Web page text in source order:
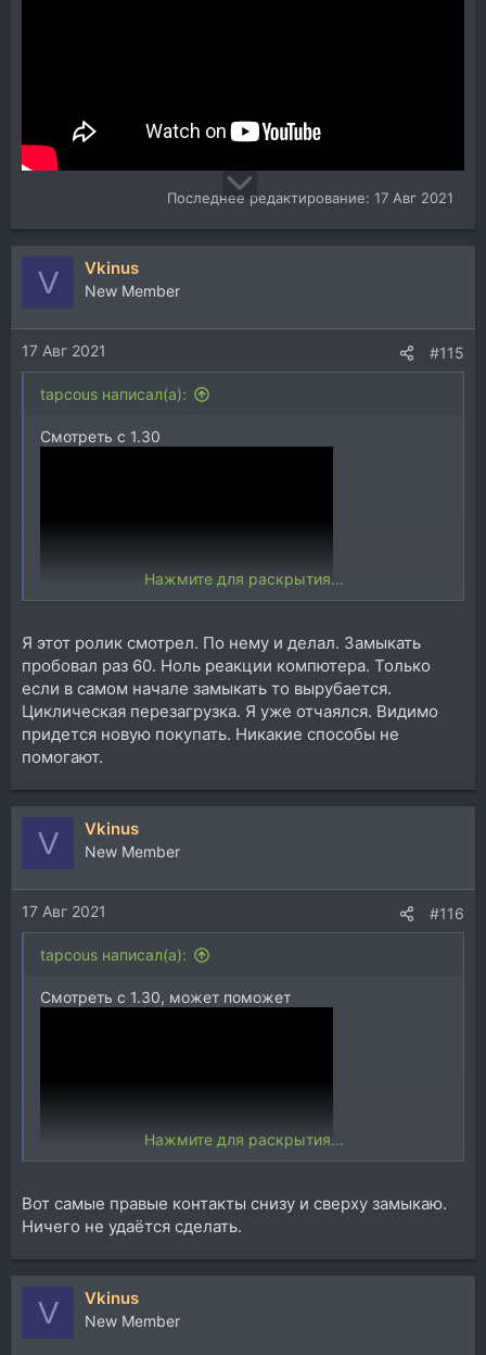
Последнее редактирование: 17 Авг 2021
V Vkinus
New Member
17 Авг 2021 #115
tapcous написал(а):
Смотреть с 1.30
Нажмите для раскрытия...
Я этот ролик смотрел. По нему и делал. Замыкать
пробовал раз 60. Ноль реакции компютера. Только
если в самом начале замыкать то вырубается.
Циклическая перезагрузка. Я уже отчаялся. Видимо
придется новую покупать. Никакие способы не
помогают.
V Vkinus
New Member
17 Авг 2021 #116
tapcous написал(а):
Смотреть с 1.30, может поможет
Нажмите для раскрытия...
Вот самые правые контакты снизу и сверху замыкаю.
Ничего не удаётся сделать.
V Vkinus
New Member